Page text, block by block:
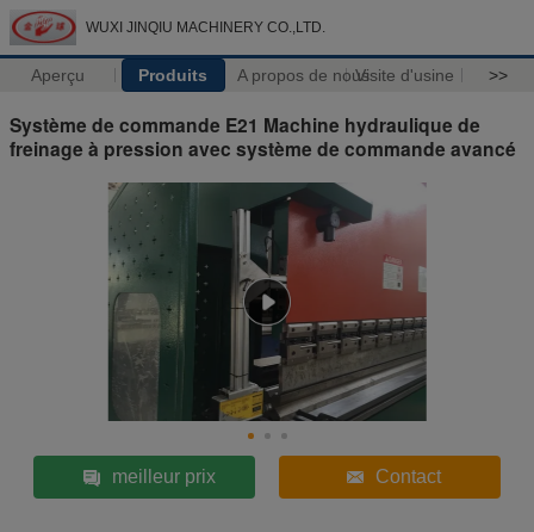
WUXI JINQIU MACHINERY CO.,LTD.
Aperçu Produits A propos de nousVisite d'usine >>
Système de commande E21 Machine hydraulique de
freinage à pression avec système de commande avancé
meilleur prix Contact